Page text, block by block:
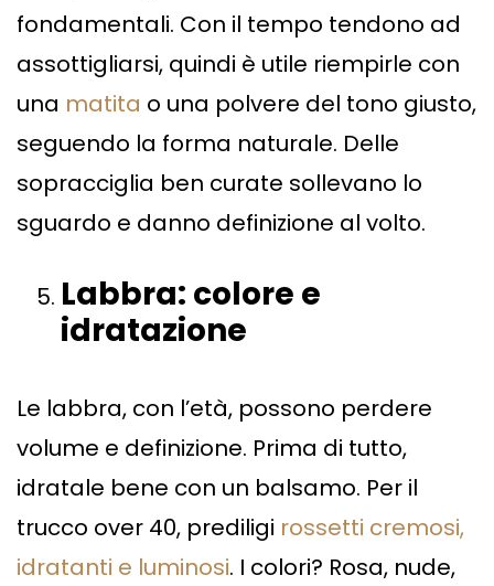
fondamentali. Con il tempo tendono ad
assottigliarsi, quindi è utile riempirle con
una matita o una polvere del tono giusto,
seguendo la forma naturale. Delle
sopracciglia ben curate sollevano lo
sguardo e danno definizione al volto.
Labbra: colore e
idratazione
Le labbra, con l’età, possono perdere
volume e definizione. Prima di tutto,
idratale bene con un balsamo. Per il
trucco over 40, prediligi rossetti cremosi,
idratanti e luminosi. I colori? Rosa, nude,